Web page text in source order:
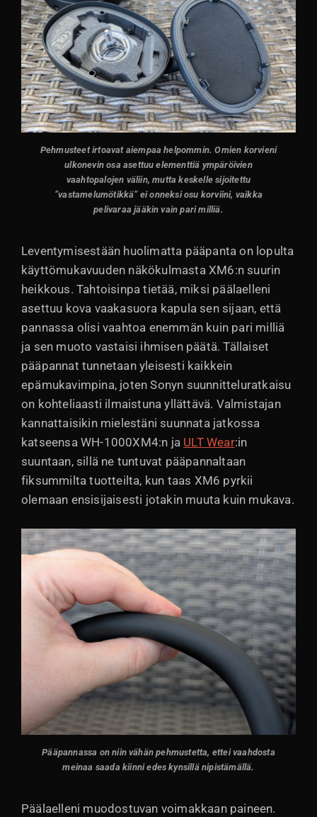
Pehmusteet irtoavat aiempaa helpommin. Omien korvieni
ulkonevin osa asettuu elementtiä ympäröivien
vaahtopalojen väliin, mutta keskelle sijoitettu
”vastamelumötikkä” ei onneksi osu korviini, vaikka
pelivaraa jääkin vain pari milliä.
Leventymisestään huolimatta pääpanta on lopulta
käyttömukavuuden näkökulmasta XM6:n suurin
heikkous. Tahtoisinpa tietää, miksi päälaelleni
asettuu kova vaakasuora kapula sen sijaan, että
pannassa olisi vaahtoa enemmän kuin pari milliä
ja sen muoto vastaisi ihmisen päätä. Tällaiset
pääpannat tunnetaan yleisesti kaikkein
epämukavimpina, joten Sonyn suunnitteluratkaisu
on kohteliaasti ilmaistuna yllättävä. Valmistajan
kannattaisikin mielestäni suunnata jatkossa
katseensa WH-1000XM4:n ja ULT Wear:in
suuntaan, sillä ne tuntuvat pääpannaltaan
fiksummilta tuotteilta, kun taas XM6 pyrkii
olemaan ensisijaisesti jotakin muuta kuin mukava.
Pääpannassa on niin vähän pehmustetta, ettei vaahdosta
meinaa saada kiinni edes kynsillä nipistämällä.
Päälaelleni muodostuvan voimakkaan paineen.